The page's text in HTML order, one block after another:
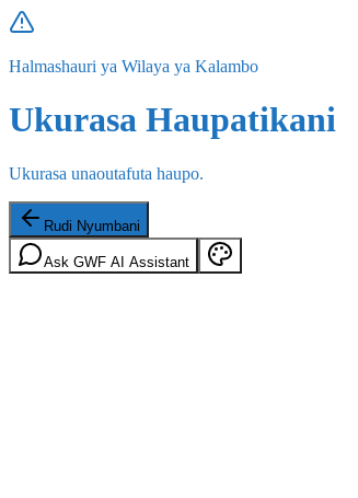
Halmashauri ya Wilaya ya Kalambo
Ukurasa Haupatikani
Ukurasa unaoutafuta haupo.
Rudi Nyumbani
Ask GWF AI Assistant